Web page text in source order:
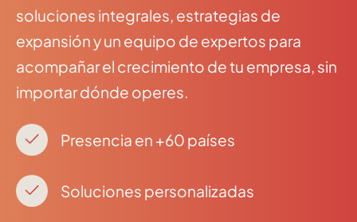
soluciones integrales, estrategias de
expansión y un equipo de expertos para
acompañar el crecimiento de tu empresa, sin
importar dónde operes.
Presencia en +60 países
Soluciones personalizadas